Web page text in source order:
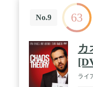
No.9 63
カ
ライ